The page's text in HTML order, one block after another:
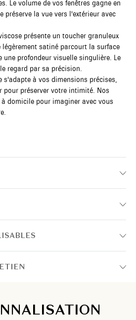
Le volume de vos fenêtres gagne en
préserve la vue vers l'extérieur avec
présente un toucher granuleux
satiné parcourt la surface
une profondeur visuelle singulière. Le
regard par sa précision.
s'adapte à vos dimensions précises,
pour préserver votre intimité. Nos
domicile pour imaginer avec vous